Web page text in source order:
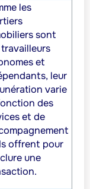
les
sont
et
leur
varie
des
et de
offrent pour
une